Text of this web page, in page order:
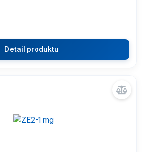
Detail produktu